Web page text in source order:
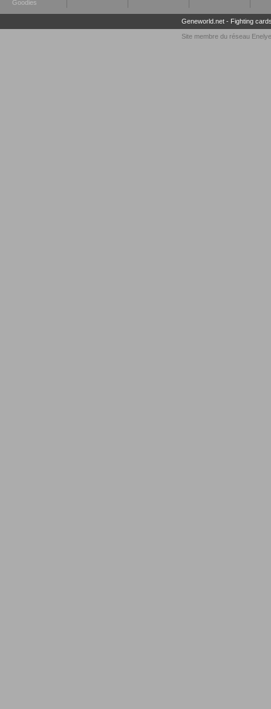
Goodies
Geneworld.net- Fighting
Site membre du réseau Enelye